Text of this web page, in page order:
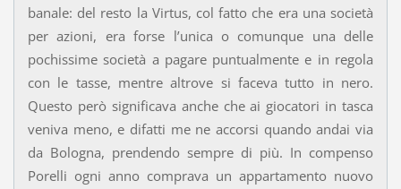
banale: del resto la Virtus, col fatto che era una società
per azioni, era forse l’unica o comunque una delle
pochissime società a pagare puntualmente e in regola
con le tasse, mentre altrove si faceva tutto in nero.
Questo però significava anche che ai giocatori in tasca
veniva meno, e difatti me ne accorsi quando andai via
da Bologna, prendendo sempre di più. In compenso
Porelli ogni anno comprava un appartamento nuovo